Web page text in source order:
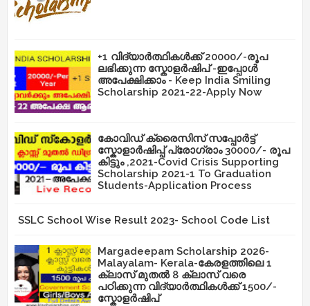
+1 വിദ്യാർത്ഥികൾക്ക് 20000/-രൂപ
ലഭിക്കുന്ന സ്കോളർഷിപ് -ഇപ്പോൾ
അപേക്ഷിക്കാം - Keep India Smiling
Scholarship 2021-22-Apply Now
കോവിഡ് ക്രൈസിസ് സപ്പോർട്ട്
സ്കോളാർഷിപ്പ് പ്രോഗ്രാം 30000/- രൂപ
കിട്ടും ,2021-Covid Crisis Supporting
Scholarship 2021-1 To Graduation
Students-Application Process
SSLC School Wise Result 2023- School Code List
Margadeepam Scholarship 2026-
Malayalam- Kerala-കേരളത്തിലെ 1
ക്ലാസ് മുതൽ 8 ക്ലാസ് വരെ
പഠിക്കുന്ന വിദ്യാർത്ഥികൾക്ക് 1500/-
സ്കോളർഷിപ്